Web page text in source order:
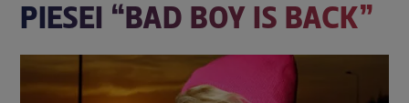
PIESEI “BAD BOY IS BACK”